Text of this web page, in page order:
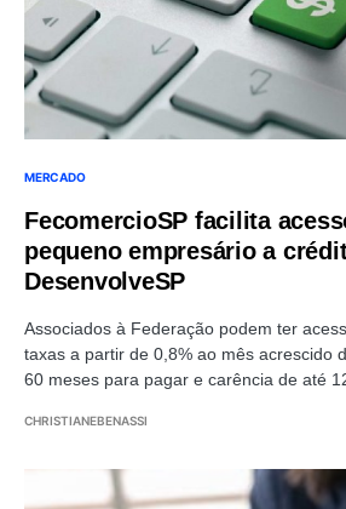
MERCADO
FecomercioSP facilita
pequeno empresário a
DesenvolveSP
Associados à Federação podem ter
taxas a partir de 0,8% ao mês acrescido
60 meses para pagar e carência de até
CHRISTIANEBENASSI